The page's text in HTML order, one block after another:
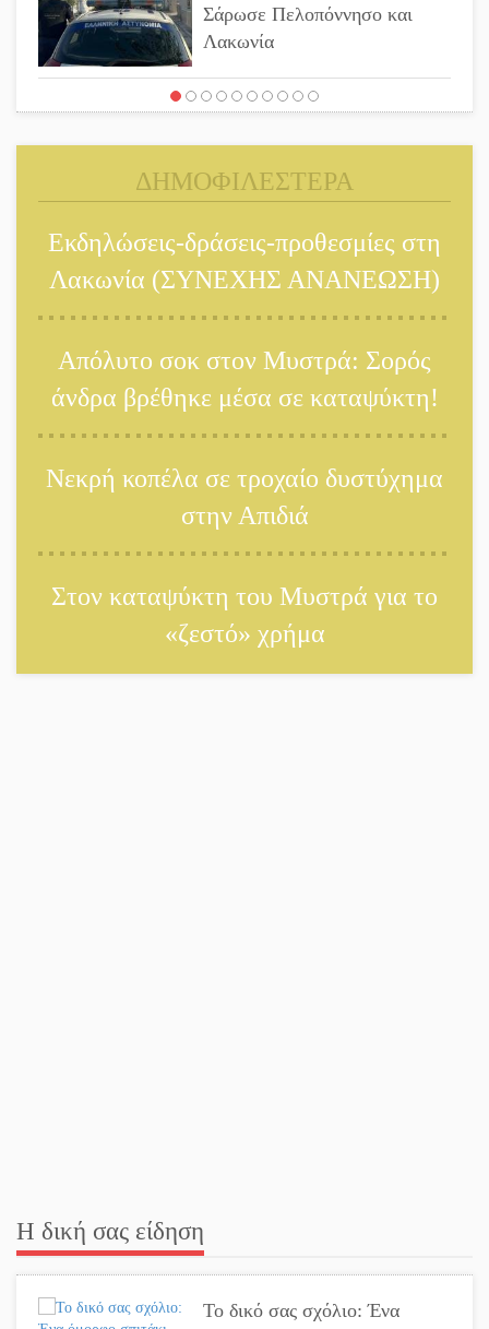
Σάρωσε Πελοπόννησο και
Λακωνία
«Έφυγε» ένας γνήσιος
Λακωνία
«Κλειστά» ανοιχτά προαύλια
στον Δ. Σπάρτης;
Δεκαπενταύγουστος στην
Πετρίνα: Αντάμωμα με
μουσική, χορό και παράδοση
Σωτήρια επέμβαση για ναυτικό
ανοιχτά του Γυθείου
Ταϊβάν: Στη βάση τους τα
παγκόσμια Σπαρτιατόπουλα
Ποδοσφαιρικό αντάμωμα για
τους Κοκκινοραχίτες
ΔΗΜΟΦΙΛΕΣΤΕΡΑ
Εκδηλώσεις-δράσεις-προθεσμίες στη
Λακωνία (ΣΥΝΕΧΗΣ ΑΝΑΝΕΩΣΗ)
Απόλυτο σοκ στον Μυστρά: Σορός
άνδρα βρέθηκε μέσα σε καταψύκτη!
Νεκρή κοπέλα σε τροχαίο δυστύχημα
στην Απιδιά
Στον καταψύκτη του Μυστρά για το
«ζεστό» χρήμα
Η δική σας είδηση
Το δικό σας σχόλιο: Ένα